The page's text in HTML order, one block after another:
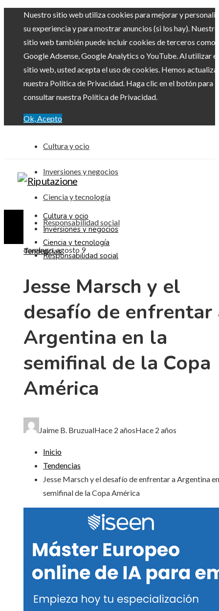
Nuestro sitio web utiliza cookies para mejorar y
su experiencia y para mostrar anuncios (si los hay). Nuestro
sitio web también puede incluir cookies de terceros como
Google Adsense, Google Analytics o YouTube. Al utilizar el
sitio web, usted acepta el uso de cookies. Hemos
nuestra Política de Privacidad. Haga clic en el botón para
consultar nuestra Política de Privacidad.
Ok, Acepto
Cultura y ocio
Inversiones y negocios
Ciencia y tecnología
Responsabilidad social
domingo, agosto 9
Cultura y ocio
Inversiones y negocios
Ciencia y tecnología
Responsabilidad social
Tendencias
Jesse Marsch y el
desafío de enfrentar
Argentina en la
semifinal de la Copa
América
Jaime B. BruzualHace 2 añosHace 2 años
Inicio
Tendencias
Jesse Marsch y el desafío de enfrentar a Argentina
semifinal de la Copa América